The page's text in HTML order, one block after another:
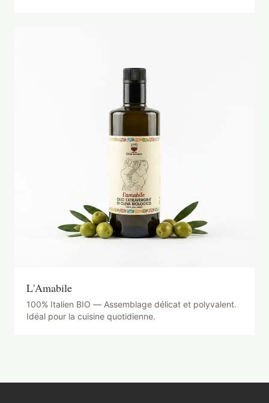
L'Amabile
100% Italien BIO — Assemblage délicat et polyvalent.
Idéal pour la cuisine quotidienne.